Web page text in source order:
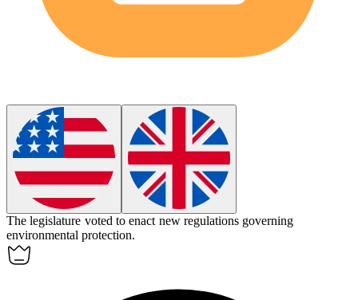
The legislature voted toenact new regulations governing
environmental protection.